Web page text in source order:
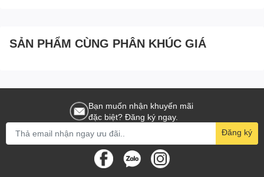
Đồng hồ đo điện vạn năng
công việc. Sản phẩm đảm bảo chất lượng, chính hãng và
ty chúng tôi, xin vui lòng liên hệhotline 0989.921.545
được tư vấn sản phẩm thích hợp với nhu cầu công việc.
Hoặc truy cập websitewww.Sieuthidoluong.vn
chọn và đặt hàng online các sản phẩm phù hợp nhu cầu.
SẢN PHẨM CÙNG PHÂN KHÚC GIÁ
Bạn muốn nhận khuyến mãi
đặc biệt? Đăng ký ngay.
Đăng ký